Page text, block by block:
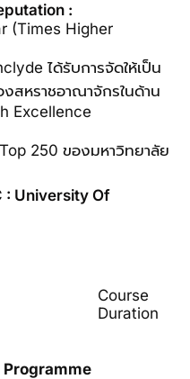
:
(Times Higher
ได้รับการจัดให้เป็น
สหราชอาณาจักรในด้าน
Excellence
250 ของมหาวิทยาลัย
: University Of
Course
Duration